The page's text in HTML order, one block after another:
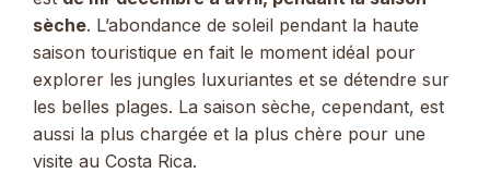
sèche. L’abondance de soleil pendant la haute
saison touristique en fait le moment idéal pour
explorer les jungles luxuriantes et se détendre sur
les belles plages. La saison sèche, cependant, est
aussi la plus chargée et la plus chère pour une
visite au Costa Rica.